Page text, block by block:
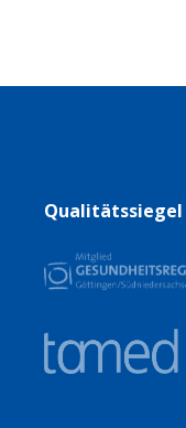
Qualitätssiegel